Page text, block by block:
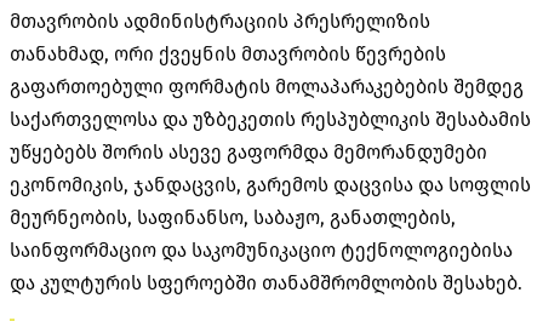
მთავრობის ადმინისტრაციის პრესრელიზის
თანახმად, ორი ქვეყნის მთავრობის წევრების
გაფართოებული ფორმატის მოლაპარაკებების შემდეგ
საქართველოსა და უზბეკეთის რესპუბლიკის შესაბამის
უწყებებს შორის ასევე გაფორმდა მემორანდუმები
ეკონომიკის, ჯანდაცვის, გარემოს დაცვისა და სოფლის
მეურნეობის, საფინანსო, საბაჟო, განათლების,
საინფორმაციო და საკომუნიკაციო ტექნოლოგიებისა
და კულტურის სფეროებში თანამშრომლობის შესახებ.